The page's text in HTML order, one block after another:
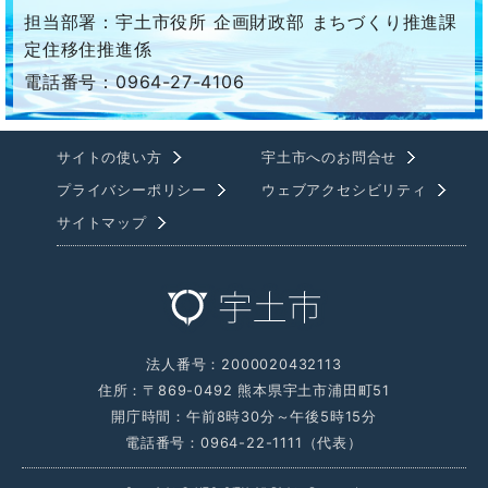
担当部署：宇土市役所 企画財政部 まちづくり推進課
定住移住推進係
電話番号：0964-27-4106
サイトの使い方
宇土市へのお問合せ
プライバシーポリシー
ウェブアクセシビリティ
サイトマップ
法人番号：2000020432113
住所：〒869-0492 熊本県宇土市浦田町51
開庁時間：午前8時30分～午後5時15分
電話番号：0964-22-1111（代表）